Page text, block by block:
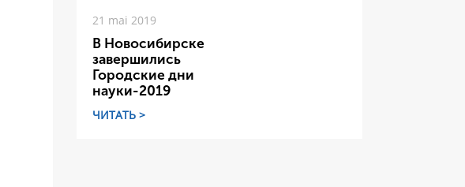
21 mai 2019
В Новосибирске
завершились
Городские дни
науки-2019
ЧИТАТЬ >